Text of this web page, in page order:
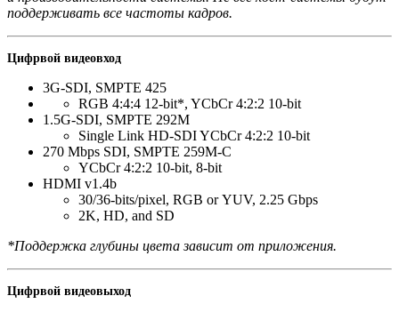
поддерживать все частоты кадров.
Цифрвой видеовход
3G-SDI, SMPTE 425
RGB 4:4:4 12-bit*, YCbCr 4:2:2 10-bit
1.5G-SDI, SMPTE 292M
Single Link HD-SDIYCbCr 4:2:2 10-bit
270 Mbps SDI, SMPTE 259M-C
YCbCr 4:2:2 10-bit, 8-bit
HDMI v1.4b
30/36-bits/pixel, RGB or YUV, 2.25 Gbps
2K, HD, and SD
*Поддержка глубины цвета зависит от приложения.
Цифрвой видеовыход